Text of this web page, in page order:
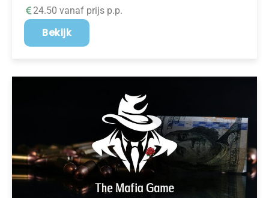
24.50 vanaf prijs p.p.
Bekijk